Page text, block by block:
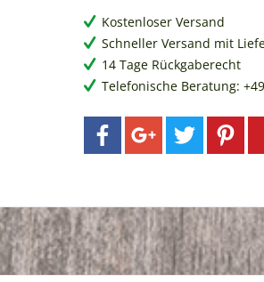
Kostenloser Versand
Schneller Versand mit
14 Tage Rückgaberecht
Telefonische Beratung: